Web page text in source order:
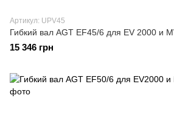
Артикул: UPV45
Гибкий вал AGT EF45/6 для EV 2000 и
15 346 грн